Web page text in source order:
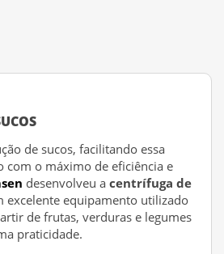
de sucos, facilitando essa
com o máximo de eficiência e
desenvolveu a centrífuga de
excelente equipamento utilizado
de frutas, verduras e legumes
praticidade.